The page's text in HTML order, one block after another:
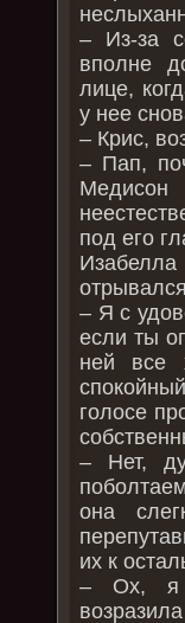
– Из-за
вполне
лице,
у нее
– Крис,
– Пап,
под его
Изабелла
– Я с
если ты
ней все
голосе
– Нет,
она
их к
– Ох, я